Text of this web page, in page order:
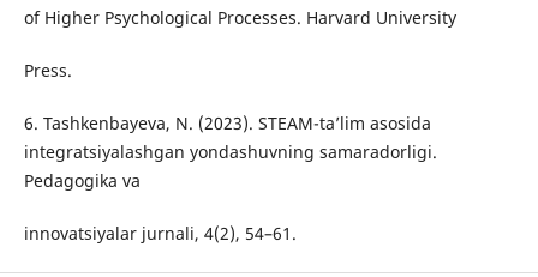
of Higher Psychological Processes. Harvard University
Press.
6. Tashkenbayeva, N. (2023). STEAM-ta’lim asosida
integratsiyalashgan yondashuvning samaradorligi.
Pedagogika va
innovatsiyalar jurnali, 4(2), 54–61.